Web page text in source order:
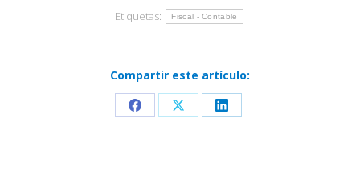
Etiquetas:
Fiscal - Contable
Compartir este artículo:
Share
Facebook
Share
X
Share
LinkedIn